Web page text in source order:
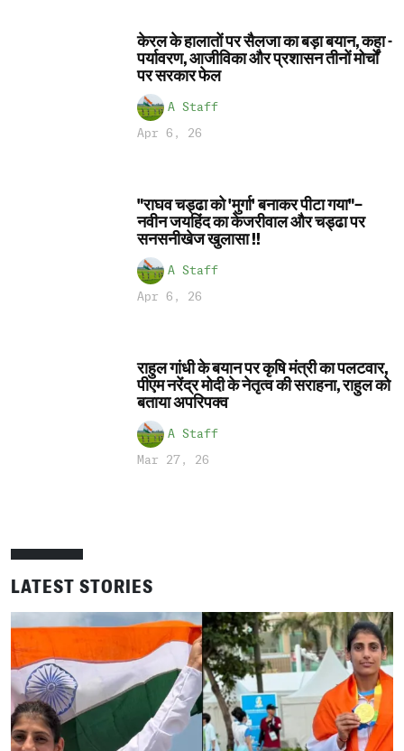
केरल के हालातों पर सैलजा का बड़ा बयान, कहा -
पर्यावरण, आजीविका और प्रशासन तीनों मोर्चों
पर सरकार फेल
A Staff
Apr 6, 26
"राघव चड्ढा को 'मुर्गा' बनाकर पीटा गया"–
नवीन जयहिंद का केजरीवाल और चड्ढा पर
सनसनीखेज खुलासा !!
A Staff
Apr 6, 26
राहुल गांधी के बयान पर कृषि मंत्री का पलटवार,
पीएम नरेंद्र मोदी के नेतृत्व की सराहना, राहुल को
बताया अपरिपक्व
A Staff
Mar 27, 26
LATEST STORIES